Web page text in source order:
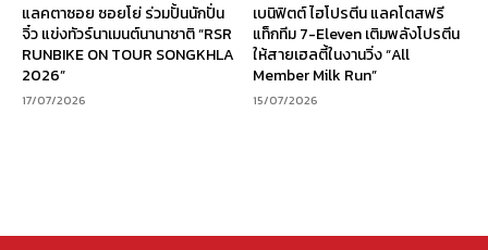
แลคตาซอย ซอยโย่ ร่วมปั้นนักปั่น
จิ๋ว แข่งทัวร์นาเมนต์นานาชาติ “RSR
RUNBIKE ON TOUR SONGKHLA
2026”
17/07/2026
เบนิฟิตต์ ไฮโปรตีน แลคโตสฟรี
แท็กทีม 7-Eleven เติมพลังโปรตีน
ให้สายเฮลตี้ในงานวิ่ง “All
Member Milk Run”
15/07/2026